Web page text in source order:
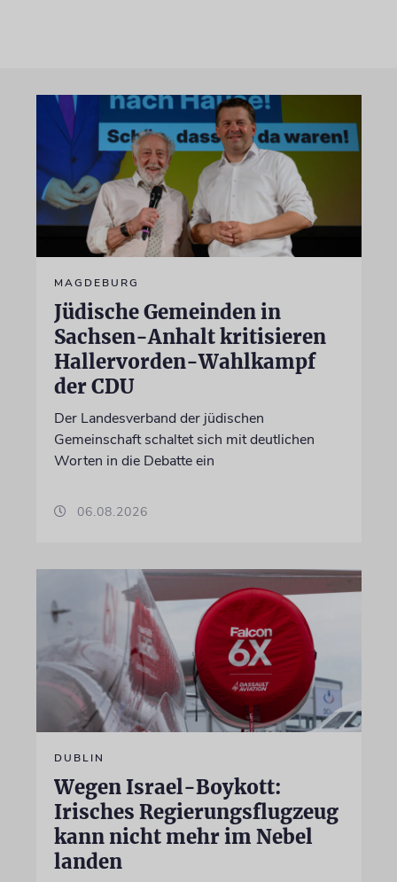
MAGDEBURG
Jüdische Gemeinden in
Sachsen-Anhalt kritisieren
Hallervorden-Wahlkampf
der CDU
Der Landesverband der jüdischen
Gemeinschaft schaltet sich mit deutlichen
Worten in die Debatte ein
06.08.2026
DUBLIN
Wegen Israel-Boykott:
Irisches Regierungsflugzeug
kann nicht mehr im Nebel
landen